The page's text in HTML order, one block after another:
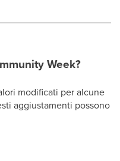
Week?
modificati per alcune
aggiustamenti possono